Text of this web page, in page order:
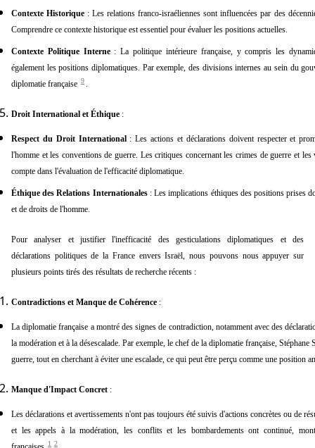
Contexte Historique : Les relations franco-israéliennes sont influencées par des
Comprendre ce contexte historique est essentiel pour évaluer les positions actuelles.
Contexte Politique Interne: La politique intérieure française, y compris les
également les positions diplomatiques. Par exemple, des divisions internes au sein du
diplomatie française 9 .
Droit International et Éthique :
Respect du Droit International: Les actions et déclarations doivent respecter et
l'homme et les conventions de guerre. Les critiques concernant les crimes de guerre et
compte dans l'évaluation de l'efficacité diplomatique.
Éthique des Relations Internationales: Les implications éthiques des positions prises
et de droits de l'homme.
Pour analyser et justifier l'inefficacité des gesticulations diplomatiques et des
déclarations politiques de la France envers Israël, nous pouvons nous appuyer sur
plusieurs points tirés des résultats de recherche récents :
Contradictions et Manque de Cohérence :
La diplomatie française a montré des signes de contradiction, notamment avec des
la modération et à la désescalade. Par exemple, le chef de la diplomatie française,
guerre, tout en cherchant à éviter une escalade, ce qui peut être perçu comme une position
Manque d'Impact Concret :
Les déclarations et avertissements n'ont pas toujours été suivis d'actions concrètes ou de
et les appels à la modération, les conflits et les bombardements ont continué,
1 2